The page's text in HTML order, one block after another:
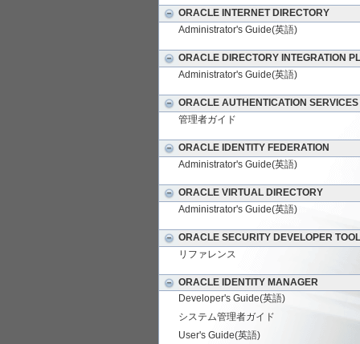
ORACLE INTERNET DIRECTORY
Administrator's Guide(英語)
ORACLE DIRECTORY INTEGRATION
Administrator's Guide(英語)
ORACLE AUTHENTICATION
管理者ガイド
ORACLE IDENTITY FEDERATION
Administrator's Guide(英語)
ORACLE VIRTUAL DIRECTORY
Administrator's Guide(英語)
ORACLE SECURITY DEVELOPER
リファレンス
ORACLE IDENTITY MANAGER
Developer's Guide(英語)
システム管理者ガイド
User's Guide(英語)